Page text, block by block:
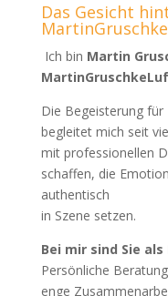
Das Gesicht
Ich bin Martin
Die Begeisterung
begleitet mich seit
mit professionellen
schaffen, die
authentisch
in Szene setzen.
Bei mir sind Sie
Persönliche
enge